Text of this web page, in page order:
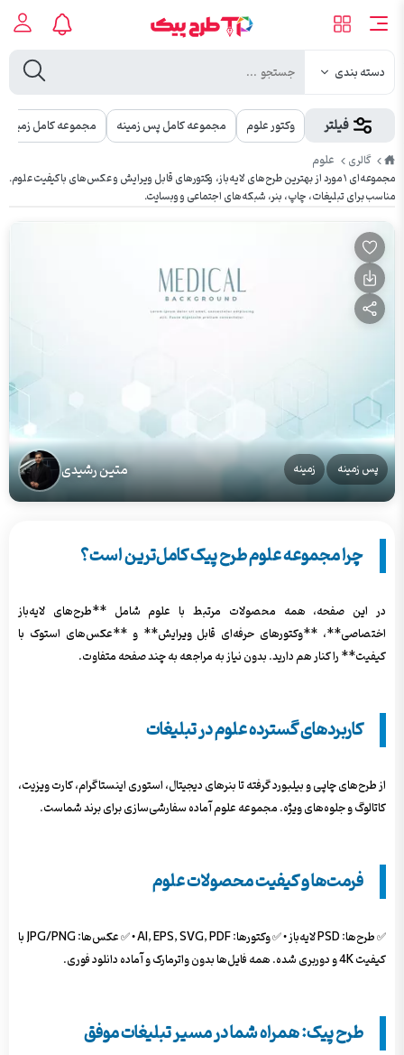
دسته بندی
فیلتر وکتور علوم مجموعه کامل پس زمینه
مجموعه کامل زمینه
طرح
پیک
گالری علوم
مجموعه‌ای ۱ مورد از بهترین طرح‌های لایه‌باز، وکتورهای قابل ویرایش و عکس‌های باکیفیت علوم.
مناسب برای تبلیغات، چاپ، بنر، شبکه‌های اجتماعی و وبسایت.
پس زمینه زمینه متین رشیدی
چرا مجموعه علوم طرح پیک کامل‌ترین است؟
در این صفحه، همه محصولات مرتبط با علوم شامل **طرح‌های لایه‌باز
اختصاصی**، **وکتورهای حرفه‌ای قابل ویرایش** و **عکس‌های استوک با
کیفیت** را کنار هم دارید. بدون نیاز به مراجعه به چند صفحه متفاوت.
کاربردهای گسترده علوم در تبلیغات
از طرح‌های چاپی و بیلبورد گرفته تا بنرهای دیجیتال، استوری اینستاگرام، کارت ویزیت،
کاتالوگ و جلوه‌های ویژه. مجموعه علوم آماده سفارشی‌سازی برای برند شماست.
فرمت‌ها و کیفیت محصولات علوم
✅ طرح‌ها: PSD لایه‌باز • ✅ وکتورها: AI, EPS, SVG, PDF • ✅ عکس‌ها: JPG/PNG با
کیفیت 4K و دوربری شده. همه فایل‌ها بدون واترمارک و آماده دانلود فوری.
طرح پیک: همراه شما در مسیر تبلیغات موفق